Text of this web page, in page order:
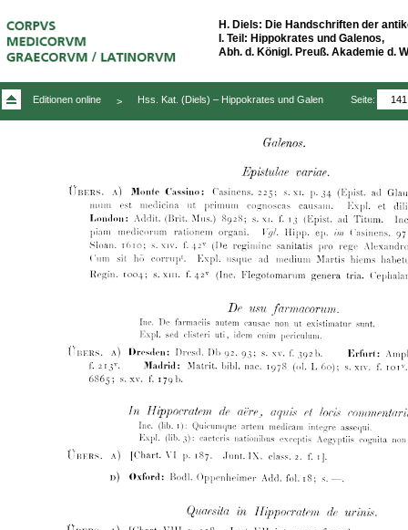
H. Diels: Die Handschriften der
I. Teil: Hippokrates und Galenos,
Abh. d. Königl. Preuß. Akademie d.
Editionen online > Hss. Kat. (Diels) – Hippokrates und Galen Seite: